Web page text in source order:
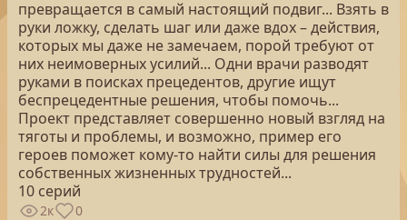
превращается в самый настоящий подвиг... Взять в
руки ложку, сделать шаг или даже вдох – действия,
которых мы даже не замечаем, порой требуют от
них неимоверных усилий... Одни врачи разводят
руками в поисках прецедентов, другие ищут
беспрецедентные решения, чтобы помочь...
Проект представляет совершенно новый взгляд на
тяготы и проблемы, и возможно, пример его
героев поможет кому-то найти силы для решения
собственных жизненных трудностей...
10 серий
2к 0